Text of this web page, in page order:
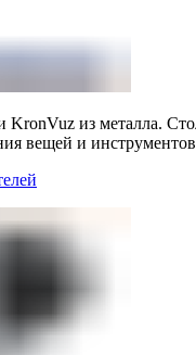
KronVuz из металла.
вещей и